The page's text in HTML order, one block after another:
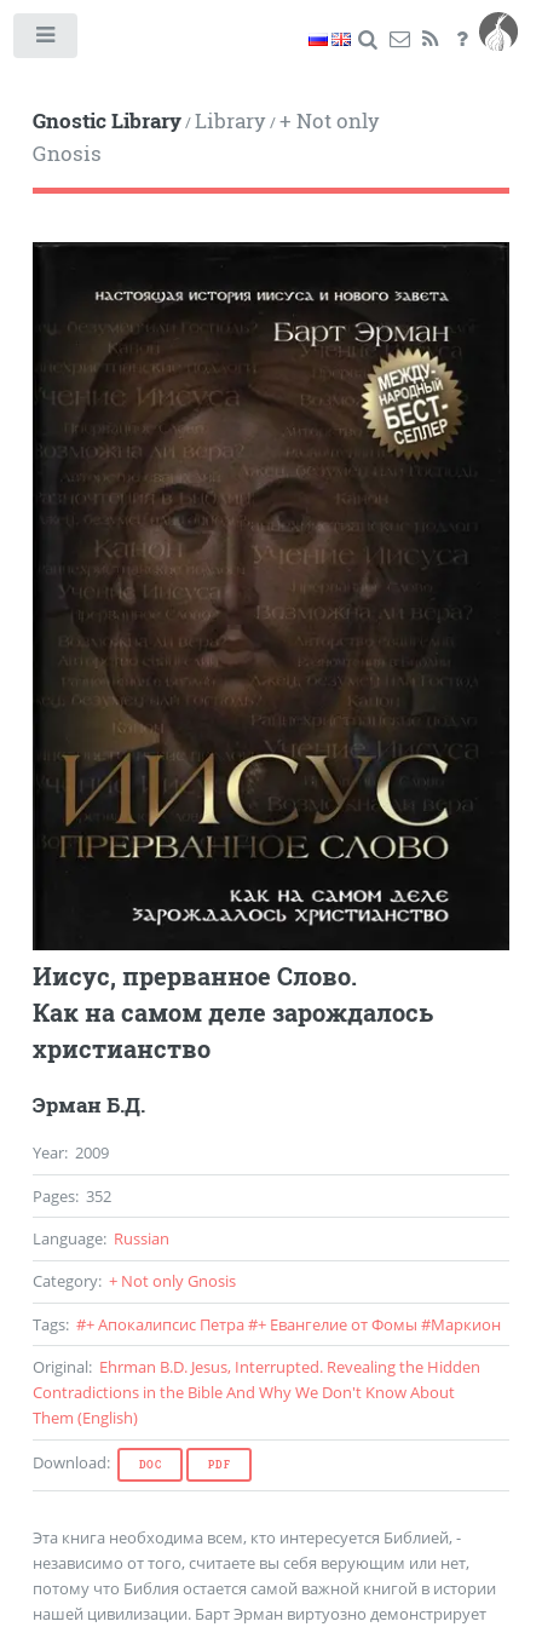
Gnostic Library/Library/+ Not only
Gnosis
Иисус, прерванное Слово.
Как на самом деле зарождалось
христианство
Эрман Б.Д.
Year: 2009
Pages: 352
Language: Russian
Category: + Not only Gnosis
Tags: #+ Апокалипсис Петра#+ Евангелие от Фомы #Маркион
Original: Ehrman B.D. Jesus, Interrupted. Revealing the Hidden
Contradictions in the Bible And Why We Don't Know About
Them (English)
Download: DOC PDF
Эта книга необходима всем, кто интересуется Библией, -
независимо от того, считаете вы себя верующим или нет,
потому что Библия остается самой важной книгой в истории
нашей цивилизации. Барт Эрман виртуозно демонстрирует